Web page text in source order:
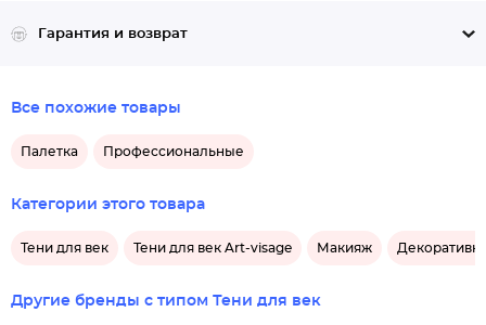
Гарантия и возврат
Все похожие товары
Палетка Профессиональные
Категории этого товара
Тени для век Тени для век Art-visage Макияж
Другие бренды с типом Тени для век